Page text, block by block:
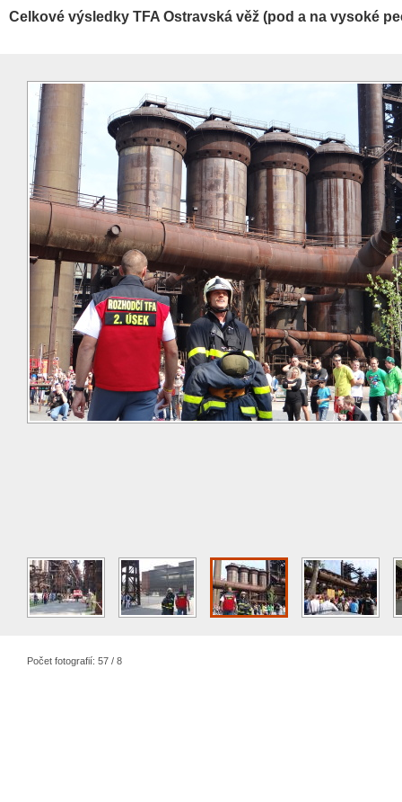
Celkové výsledky TFA Ostravská věž (pod a na vysoké
Počet fotografií: 57 / 8